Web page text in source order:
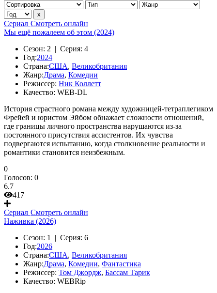
Сериал Смотреть онлайн
Мы ещё пожалеем об этом (2024)
Сезон: 2 | Серия: 4
Год:2024
Страна:США, Великобритания
Жанр:Драма, Комедии
Режиссер: Ник Коллетт
Качество: WEB-DL
История страстного романа между художницей-тетраплегиком
Фрейей и юристом Эйбом обнажает сложности отношений,
где границы личного пространства нарушаются из-за
постоянного присутствия ассистентов. Их чувства
подвергаются испытанию, когда столкновение реальности и
романтики становится неизбежным.
0
Голосов: 0
6.7
417
Сериал Смотреть онлайн
Наживка (2026)
Сезон: 1 | Серия: 6
Год:2026
Страна:США, Великобритания
Жанр:Драма, Комедии, Фантастика
Режиссер: Том Джордж, Бассам Тарик
Качество: WEBRip